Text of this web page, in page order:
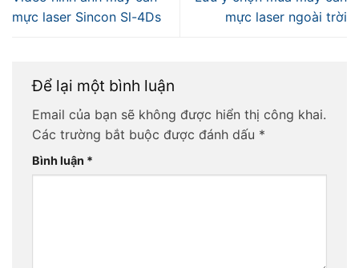
mực laser Sincon Sl-4Ds
mực laser ngoài trời
Để lại một bình luận
Email của bạn sẽ không được hiển thị công khai.
Các trường bắt buộc được đánh dấu *
Bình luận *